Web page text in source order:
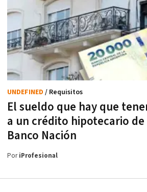
El sueldo que hay que
a un crédito hipotecario de
Banco Nación
UNDEFINED / Requisitos
PoriProfesional